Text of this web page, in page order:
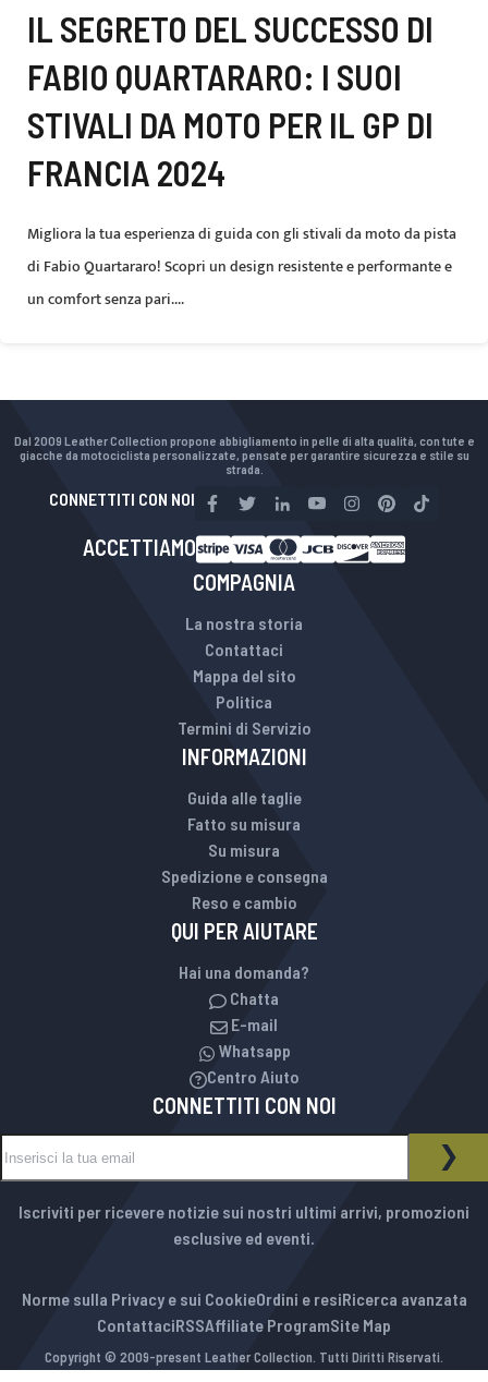
IL SEGRETO DEL SUCCESSO DI
FABIO QUARTARARO: I SUOI
STIVALI DA MOTO PER IL GP DI
FRANCIA 2024
Migliora la tua esperienza di guida con gli stivali da moto da pista
di Fabio Quartararo! Scopri un design resistente e performante e
un comfort senza pari....
Dal 2009 Leather Collection propone abbigliamento in pelle di alta qualità, con tute e
giacche da motociclista personalizzate, pensate per garantire sicurezza e stile su
strada.
CONNETTITI CON NOI
ACCETTIAMO
COMPAGNIA
La nostra storia
Contattaci
Mappa del sito
Politica
Termini di Servizio
INFORMAZIONI
Guida alle taglie
Fatto su misura
Su misura
Spedizione e consegna
Reso e cambio
QUI PER AIUTARE
Hai una domanda?
Chatta
E-mail
Whatsapp
Centro Aiuto
CONNETTITI CON NOI
NEWSLETTER
Iscriviti per ricevere notizie sui nostri ultimi arrivi, promozioni
esclusive ed eventi.
Norme sulla Privacy e sui CookieOrdini e resiRicerca avanzata
ContattaciRSSAffiliate ProgramSite Map
Copyright © 2009-present Leather Collection. Tutti Diritti Riservati.